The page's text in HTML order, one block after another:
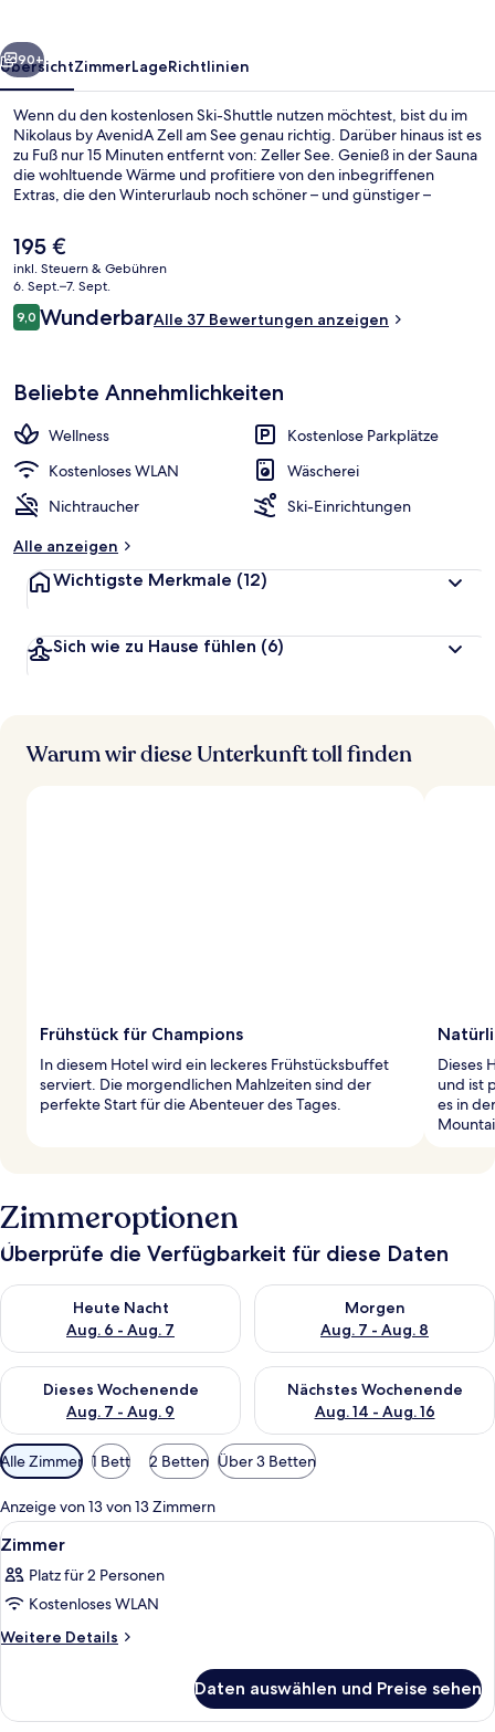
Weiter
90+
ÜbersichtZimmerLageRichtlinien
Wenn du den kostenlosen Ski-Shuttle nutzen möchtest, bist du im
Nikolaus by AvenidA Zell am See genau richtig. Darüber hinaus ist es
zu Fuß nur 15 Minuten entfernt von: Zeller See. Genieß in der Sauna
die wohltuende Wärme und profitiere von den inbegriffenen
Extras, die den Winterurlaub noch schöner – und günstiger –
Hotel nur eine kurze Autofahrt entfernt von: Skicircus Saalbach
Hinterglemm Leogang Fieberbrunn. Ebenfalls vorhanden sind
Skipässe und ein Skiraum.
Der
aktuelle
Preis
beträgt
195 €.
195 €
inkl. Steuern & Gebühren
6. Sept.–7. Sept.
Bewertungen
9,09,0 von 10.
WunderbarAlle 37 Bewertungen anzeigen
Beliebte Annehmlichkeiten
Wellness
Kostenlose Parkplätze
Kostenloses WLAN
Wäscherei
Nichtraucher
Ski-Einrichtungen
Alle anzeigen
Wichtigste Merkmale (12)
Sich wie zu Hause fühlen (6)
Warum wir diese Unterkunft toll finden
Frühstück für Champions
In diesem Hotel wird ein leckeres Frühstücksbuffet
serviert. Die morgendlichen Mahlzeiten sind der
perfekte Start für die Abenteuer des Tages.
Dieses
und ist
es in
Zimmeroptionen
Überprüfe die Verfügbarkeit für diese Daten
Heute Nacht
Aug. 6 - Aug. 7
Überprüfe die Verfügbarkeit für heute Nacht, Aug. 6 - Aug. 7.
Morgen
Aug. 7 - Aug. 8
Überprüfe die Verfügbarkeit
Dieses Wochenende
Aug. 7 - Aug. 9
Überprüfe die Verfügbarkeit für dieses Wochenende, Aug. 7
Nächstes Wochenende
Aug. 14 - Aug. 16
Überprüfe die Verfügbarkeit
Verfügbare
Filter
für
Zimmer
Alle Zimmer 1 Bett 2 Betten Über 3 Betten
Anzeige von 13 von 13 Zimmern
Alle
Fotos
für
Zimmer
anzeigen
Ein modernes Hotelzimmer mit
7
Zimmer
Platz für 2 Personen
Kostenloses WLAN
Weitere Details
Weitere
Daten auswählen und Preise sehen